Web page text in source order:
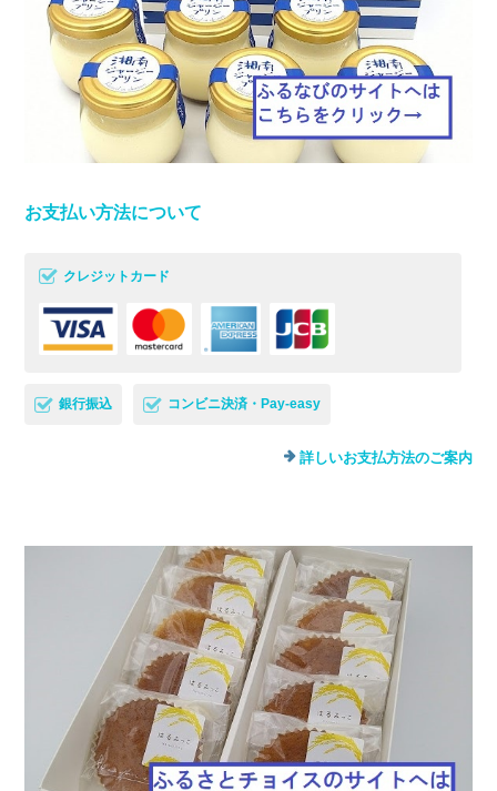
お支払い方法について
クレジットカード
銀行振込 コンビニ決済・Pay-easy
詳しいお支払方法のご案内